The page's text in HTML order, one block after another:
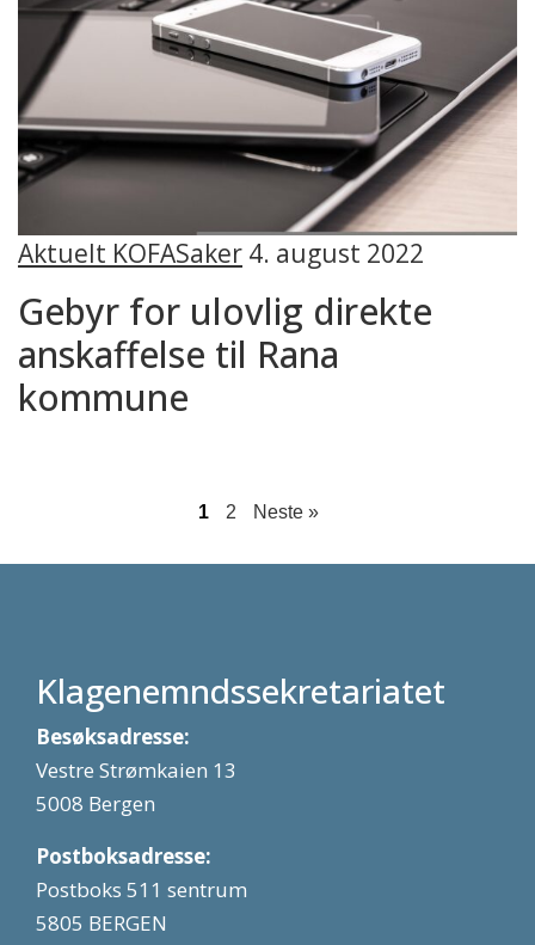
Aktuelt KOFASaker 4. august 2022
Gebyr for ulovlig direkte
anskaffelse til Rana
kommune
1 2 Neste »
Klagenemndssekretariatet
Besøksadresse:
Vestre Strømkaien 13
5008 Bergen
Postboksadresse:
Postboks 511 sentrum
5805 BERGEN